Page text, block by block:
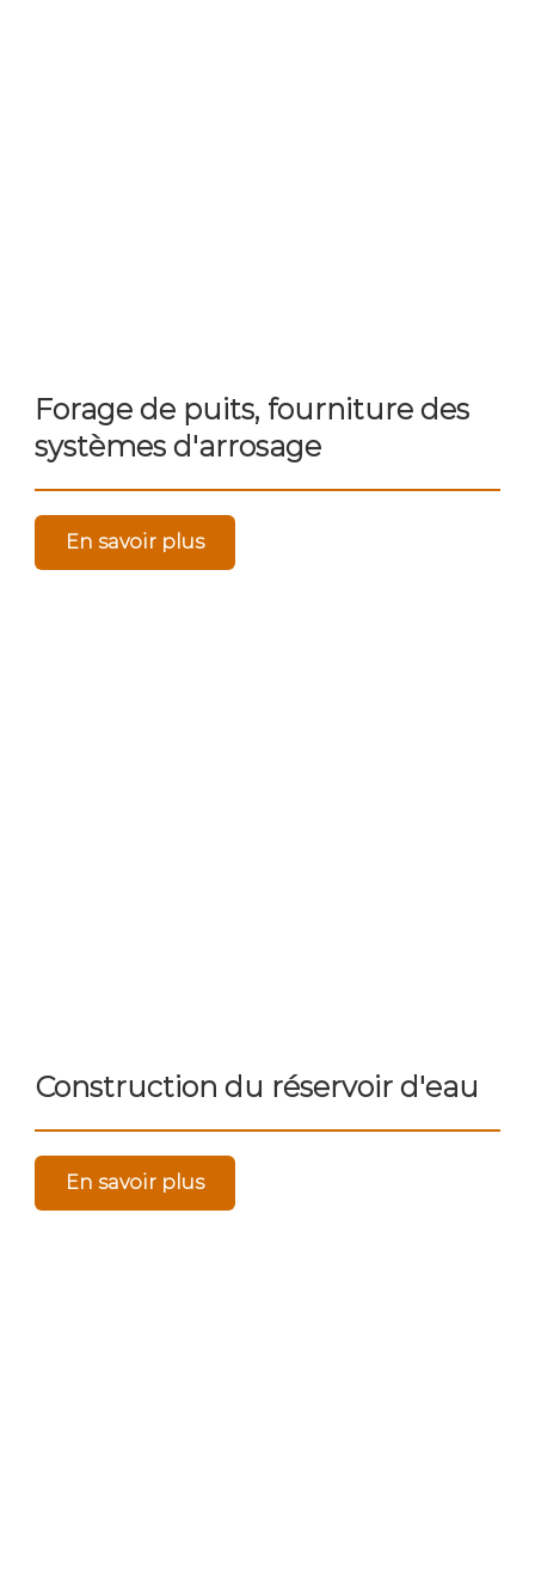
Forage de puits, fourniture des
systèmes d'arrosage
En savoir plus
Construction du réservoir d'eau
En savoir plus